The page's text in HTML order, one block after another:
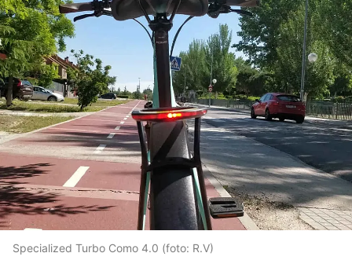
Specialized Turbo Como 4.0 (foto: R.V)